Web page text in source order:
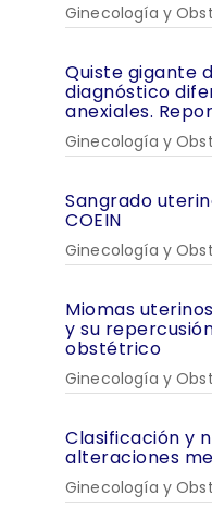
Ginecología y
Quiste gigante
diagnóstico
anexiales.
Ginecología y
Sangrado
COEIN
Ginecología y
Miomas
y su
obstétrico
Ginecología y
Clasificación y
alteraciones
Ginecología y